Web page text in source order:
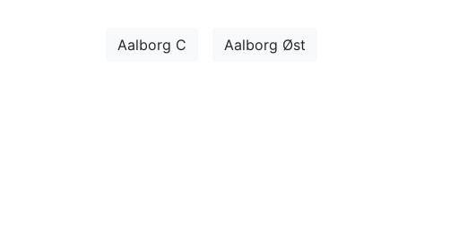
Aalborg C Aalborg Øst